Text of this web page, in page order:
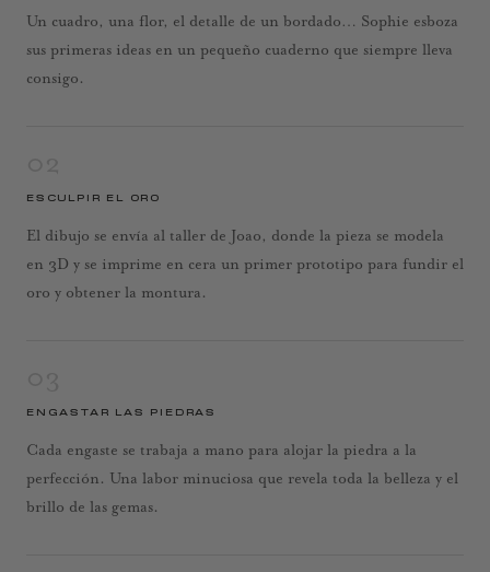
Un cuadro, una flor, el detalle de un bordado… Sophie esboza
sus primeras ideas en un pequeño cuaderno que siempre lleva
consigo.
ESCULPIR EL ORO
El dibujo se envía al taller de Joao, donde la pieza se modela
en 3D y se imprime en cera un primer prototipo para fundir el
oro y obtener la montura.
ENGASTAR LAS PIEDRAS
Cada engaste se trabaja a mano para alojar la piedra a la
perfección. Una labor minuciosa que revela toda la belleza y el
brillo de las gemas.